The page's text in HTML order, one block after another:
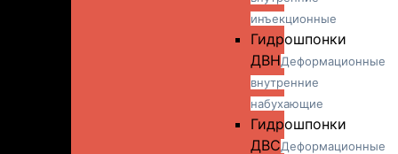
инъекционные
Гидрошпонки
ДВНДеформационные
внутренние
набухающие
Гидрошпонки
ДВСДеформационные